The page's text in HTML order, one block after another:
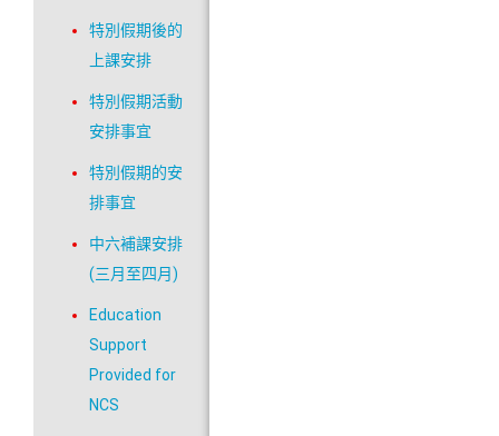
特別假期後的
上課安排
特別假期活動
安排事宜
特別假期的安
排事宜
中六補課安排
(三月至四月)
Education
Support
Provided for
NCS